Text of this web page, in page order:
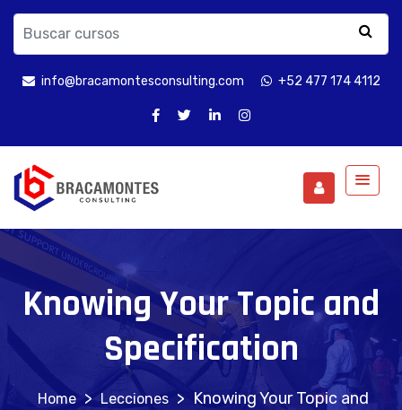
info@bracamontesconsulting.com +52 477 174 4112
Knowing Your Topic and
Specification
> Lecciones > Knowing Your Topic and